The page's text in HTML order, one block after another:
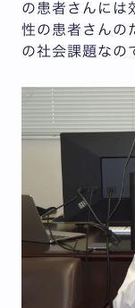
の患者さんには
性の患者さんの
の社会課題なの